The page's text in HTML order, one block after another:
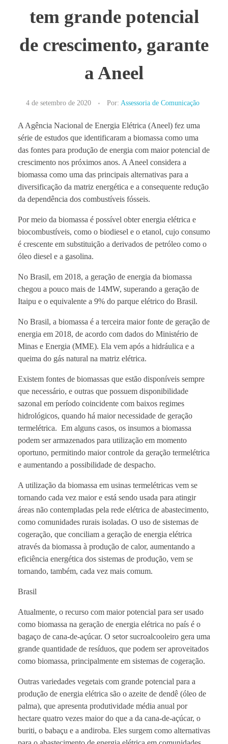
tem grande potencial
de crescimento, garante
a Aneel
4 de setembro de 2020 Por: Assessoria de Comunicação
A Agência Nacional de Energia Elétrica (Aneel) fez uma
série de estudos que identificaram a biomassa como uma
das fontes para produção de energia com maior potencial de
crescimento nos próximos anos. A Aneel considera a
biomassa como uma das principais alternativas para a
diversificação da matriz energética e a consequente redução
da dependência dos combustíveis fósseis.
Por meio da biomassa é possível obter energia elétrica e
biocombustíveis, como o biodiesel e o etanol, cujo consumo
é crescente em substituição a derivados de petróleo como o
óleo diesel e a gasolina.
No Brasil, em 2018, a geração de energia da biomassa
chegou a pouco mais de 14MW, superando a geração de
Itaipu e o equivalente a 9% do parque elétrico do Brasil.
No Brasil, a biomassa é a terceira maior fonte de geração de
energia em 2018, de acordo com dados do Ministério de
Minas e Energia (MME). Ela vem após a hidráulica e a
queima do gás natural na matriz elétrica.
Existem fontes de biomassas que estão disponíveis sempre
que necessário, e outras que possuem disponibilidade
sazonal em período coincidente com baixos regimes
hidrológicos, quando há maior necessidade de geração
termelétrica. Em alguns casos, os insumos a biomassa
podem ser armazenados para utilização em momento
oportuno, permitindo maior controle da geração termelétrica
e aumentando a possibilidade de despacho.
A utilização da biomassa em usinas termelétricas vem se
tornando cada vez maior e está sendo usada para atingir
áreas não contempladas pela rede elétrica de abastecimento,
como comunidades rurais isoladas. O uso de sistemas de
cogeração, que conciliam a geração de energia elétrica
através da biomassa à produção de calor, aumentando a
eficiência energética dos sistemas de produção, vem se
tornando, também, cada vez mais comum.
Brasil
Atualmente, o recurso com maior potencial para ser usado
como biomassa na geração de energia elétrica no país é o
bagaço de cana-de-açúcar. O setor sucroalcooleiro gera uma
grande quantidade de resíduos, que podem ser aproveitados
como biomassa, principalmente em sistemas de cogeração.
Outras variedades vegetais com grande potencial para a
produção de energia elétrica são o azeite de dendê (óleo de
palma), que apresenta produtividade média anual por
hectare quatro vezes maior do que a da cana-de-açúcar, o
buriti, o babaçu e a andiroba. Eles surgem como alternativas